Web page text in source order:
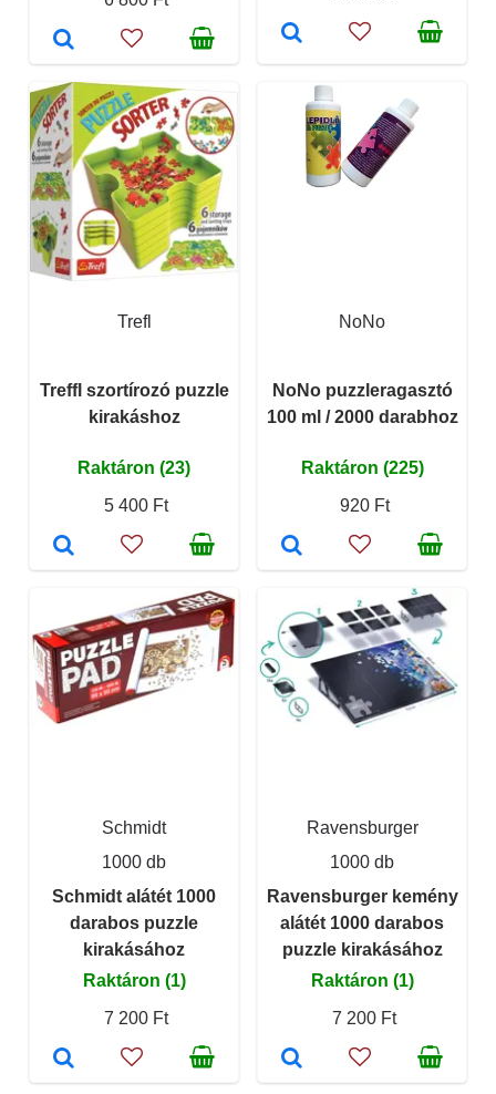
Trefl
Treffl szortírozó puzzle
kirakáshoz
Raktáron (23)
5 400 Ft
NoNo
NoNo puzzleragasztó
100 ml / 2000 darabhoz
Raktáron (225)
920 Ft
Schmidt
1000 db
Schmidt alátét 1000
darabos puzzle
kirakásához
Raktáron (1)
7 200 Ft
Ravensburger
1000 db
Ravensburger kemény
alátét 1000 darabos
puzzle kirakásához
Raktáron (1)
7 200 Ft